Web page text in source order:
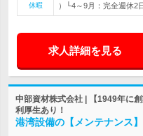
休暇
）└4～9月：完全週休2
求人詳細を見る
中部資材株式会社 | 【1949年に
利厚生あり！
港湾設備の【メンテナンス